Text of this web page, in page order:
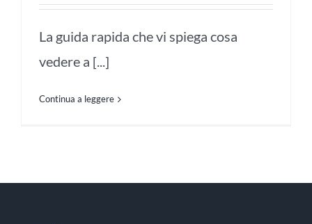
La guida rapida che vi spiega cosa
vedere a [...]
Continua a leggere